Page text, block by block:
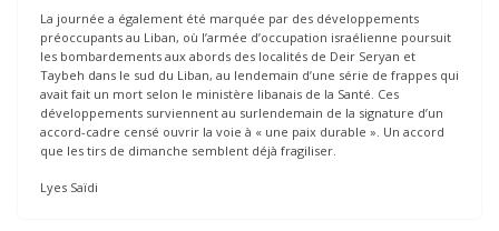
La journée a également été marquée par des développements
préoccupants au Liban, où l’armée d’occupation israélienne poursuit
les bombardements aux abords des localités de Deir Seryan et
Taybeh dans le sud du Liban, au lendemain d’une série de frappes qui
avait fait un mort selon le ministère libanais de la Santé. Ces
développements surviennent au surlendemain de la signature d’un
accord-cadre censé ouvrir la voie à « une paix durable ». Un accord
que les tirs de dimanche semblent déjà fragiliser.
Lyes Saïdi